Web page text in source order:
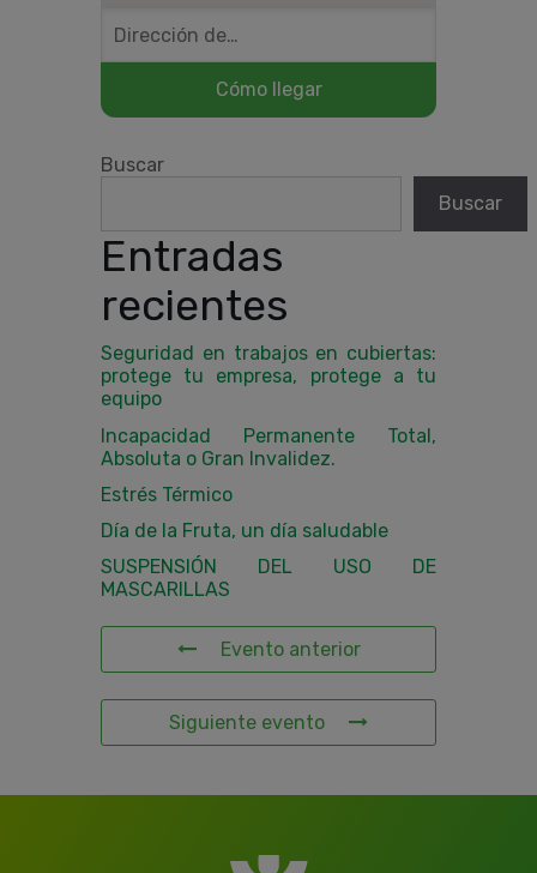
Buscar
Buscar
Entradas
recientes
Seguridad en trabajos en cubiertas:
protege tu empresa, protege a tu
equipo
Incapacidad Permanente Total,
Absoluta o Gran Invalidez.
Estrés Térmico
Día de la Fruta, un día saludable
SUSPENSIÓN DEL USO DE
MASCARILLAS
Evento anterior
Siguiente evento